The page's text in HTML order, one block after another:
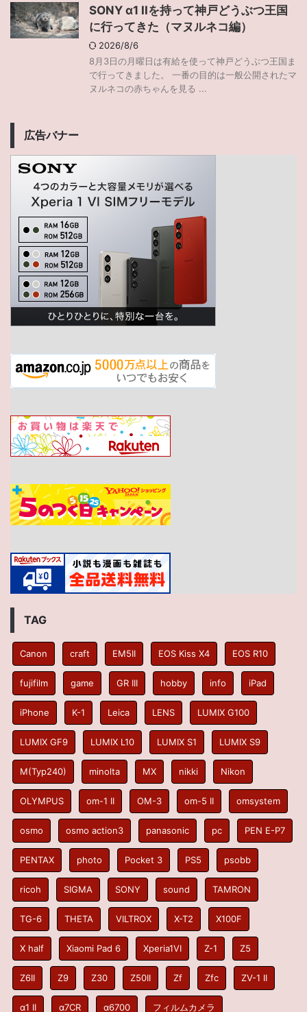
SONY α1 IIを持って神戸どうぶつ王国
に行ってきた（マヌルネコ編）
2026/8/6
8月3日の月曜日は有給を使って神戸どうぶつ王国ま
で行ってきました。 一番の目的は一般公開されたマ
ヌルネコの赤ちゃんを見る ...
広告バナー
TAG
Canon craft EM5II EOS Kiss X4 EOS R10
fujifilm game GR III hobby info iPad
iPhone K-1 Leica LENS LUMIX G100
LUMIX GF9 LUMIX L10 LUMIX S1 LUMIX S9
M(Typ240) minolta MX nikki Nikon
OLYMPUS om-1 II OM-3 om-5 II omsystem
osmo osmo action3 panasonic pc PEN E-P7
PENTAX photo Pocket 3 PS5 psobb
ricoh SIGMA SONY sound TAMRON
TG-6 THETA VILTROX X-T2 X100F
X half Xiaomi Pad 6 Xperia1VI Z-1 Z5
Z6II Z9 Z30 Z50II Zf Zfc ZV-1 II
α1 II α7CR α6700 フィルムカメラ